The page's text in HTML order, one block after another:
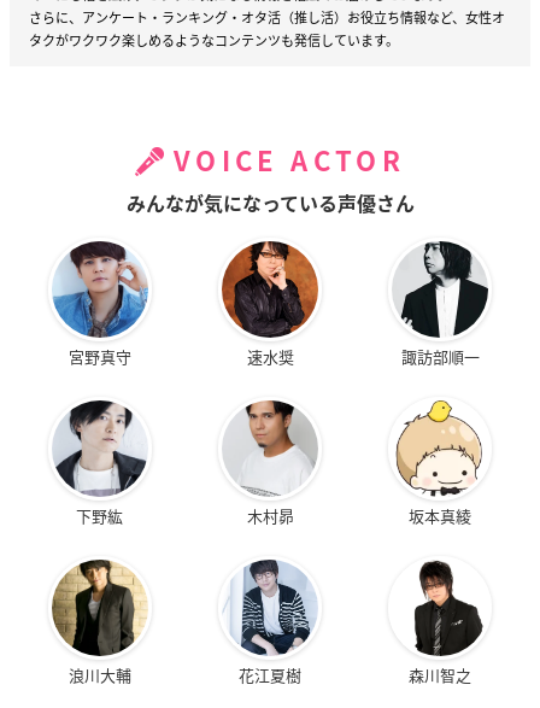
さらに、アンケート・ランキング・オタ活（推し活）お役立ち情報など、女性オ
タクがワクワク楽しめるようなコンテンツも発信しています。
VOICE ACTOR
みんなが気になっている声優さん
宮野真守 速水奨 諏訪部順一
下野紘 木村昴 坂本真綾
浪川大輔 花江夏樹 森川智之